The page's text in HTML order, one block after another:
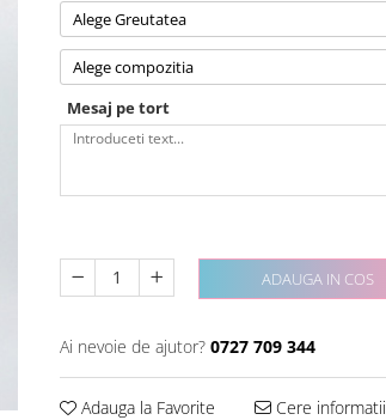
Alege Greutatea
Alege compozitia
Mesaj pe tort
ADAUGA IN COS
Ai nevoie de ajutor? 0727 709 344
Adauga la Favorite Cere informatii